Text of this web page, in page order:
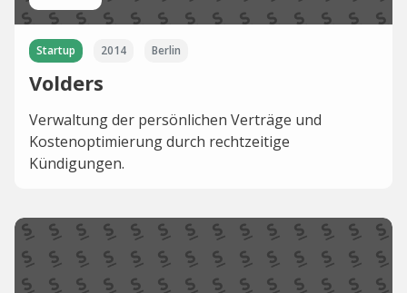
Startup 2014 Berlin
Volders
Verwaltung der persönlichen Verträge und
Kostenoptimierung durch rechtzeitige
Kündigungen.